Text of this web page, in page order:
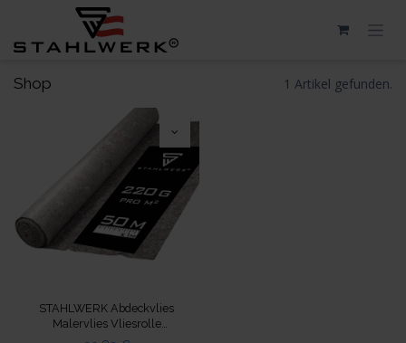
Zum Inhalt springen
Shop 1 Artikel gefunden.
STAHLWERK Abdeckvlies
Malervlies Vliesrolle
Schutzvlies Flies 50 M 220 g pro